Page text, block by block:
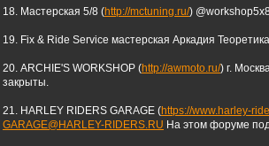
18. Мастерская 5/8 (http://mctuning.ru/)
19. Fix & Ride Service мастерская Аркадия
20. ARCHIE'S WORKSHOP (http://awmoto.ru/) г.
закрыты.
21. HARLEY RIDERS GARAGE (https://www.harley-
GARAGE@HARLEY-RIDERS.RU На этом форуме